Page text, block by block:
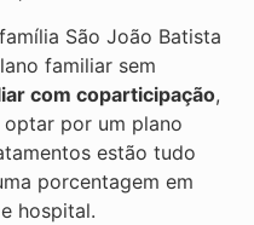
São João Batista
familiar sem
com coparticipação,
por um plano
estão tudo
porcentagem em
hospital.